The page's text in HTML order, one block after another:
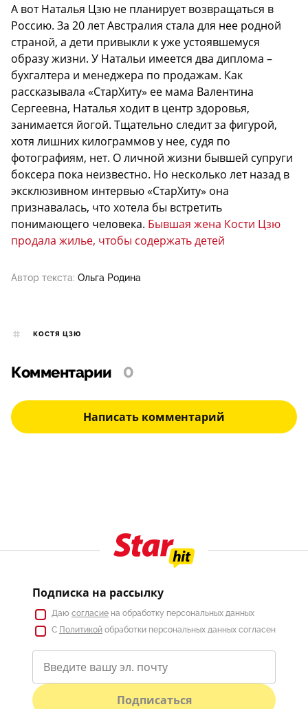
А вот Наталья Цзю не планирует возвращаться в
Россию. За 20 лет Австралия стала для нее родной
страной, а дети привыкли к уже устоявшемуся
образу жизни. У Натальи имеется два диплома –
бухгалтера и менеджера по продажам. Как
рассказывала «СтарХиту» ее мама Валентина
Сергеевна, Наталья ходит в центр здоровья,
занимается йогой. Тщательно следит за фигурой,
хотя лишних килограммов у нее, судя по
фотографиям, нет. О личной жизни бывшей супруги
боксера пока неизвестно. Но несколько лет назад в
эксклюзивном интервью «СтарХиту» она
признавалась, что хотела бы встретить
понимающего человека. Бывшая жена Кости Цзю
продала жилье, чтобы содержать детей
Автор текста: Ольга Родина
КОСТЯ ЦЗЮ
Комментарии 0
Написать комментарий
Подписка на рассылку
Даю согласие на обработку персональных данных
С Политикой обработки персональных данных согласен
Подписаться